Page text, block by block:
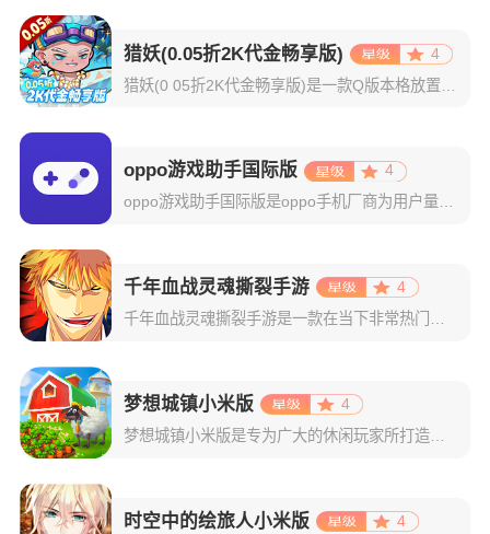
猎妖(0.05折2K代金畅享版)
4
oppo游戏助手国际版
4
oppo游戏助手国际版是oppo手机厂商为用户量身打造的一款游戏性能优化工具。其将你设备中的所有游戏自动集中分类，轻松实现一键启动与集中管理，彻底告别混乱桌面和频繁切换的烦恼。在游戏开启的那一刻，系统
千年血战灵魂撕裂手游
4
千年血战灵魂撕裂手游是一款在当下非常热门的二次元动作格斗游戏，取材自日本人气动漫死神BLEACH，配合高还原度的人设和游戏场景，为玩家呈现出一个真实完整的死神世界。而且里面的操作玩法更是特别的适应于我
梦想城镇小米版
4
梦想城镇小米版是专为广大的休闲玩家所打造的一款小镇经营类游戏，该版本支持玩家使用小米账号一键登录，登录成功后即可领取海量专属礼包。游戏玩法自由，每一位玩家都将在这里体验到不一样的感觉！梦想城镇游戏以经
时空中的绘旅人小米版
4